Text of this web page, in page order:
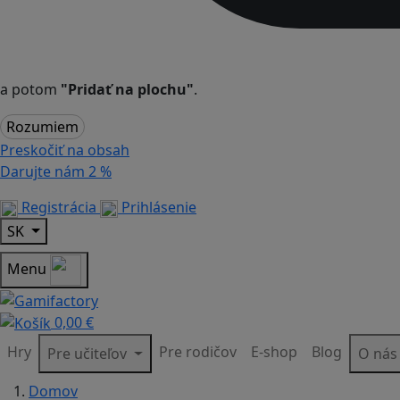
a potom "Pridať na plochu".
Rozumiem
Preskočiť na obsah
Darujte nám 2 %
Registrácia
Prihlásenie
SK
Menu
0,00 €
Hry
Pre učiteľov Pre rodičov E-shop Blog
O nás
Domov